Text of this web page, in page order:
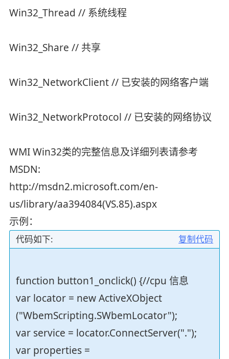
Win32_Thread // 系统线程
Win32_Share // 共享
Win32_NetworkClient // 已安装的网络客户端
Win32_NetworkProtocol // 已安装的网络协议
WMI Win32类的完整信息及详细列表请参考
MSDN:
http://msdn2.microsoft.com/en-
us/library/aa394084(VS.85).aspx
示例：
复制代码
代码如下:
function button1_onclick() {//cpu 信息
var locator = new ActiveXObject
("WbemScripting.SWbemLocator");
var service = locator.ConnectServer(".");
var properties =